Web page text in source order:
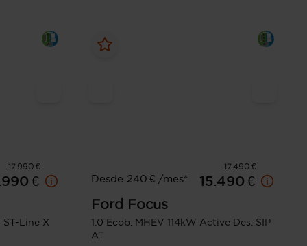
17.990 €
€
ST-Line X
17.490 €
Desde 240 € /mes*
15.490 €
Ford Focus
1.0 Ecob. MHEV 114kW Active Des. SIP
AT